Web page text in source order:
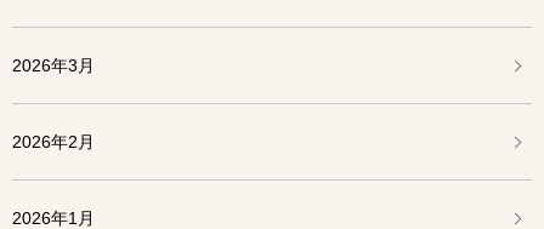
2026年3月
2026年2月
2026年1月